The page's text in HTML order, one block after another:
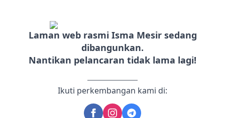
Laman web rasmi Isma Mesir sedang
dibangunkan.
Nantikan pelancaran tidak lama lagi!
Ikuti perkembangan kami di: